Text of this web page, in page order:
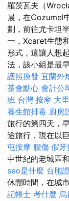
羅茨瓦夫（
晨，在Cozumel
劃，前往尤卡坦
一，Xcaret生態
形式，這讓人想
法，該小組是最
護照換發 宜蘭外
茶會點心 會計公
班 台灣 按摩 大
養生館排毒 廚房
旅行的第四天，
途旅行，現在以
屯按摩 腰傷 假牙
中世紀的老城區
seo是什麼 台胞
休閒時間，在城
記帳士 考什麼 烏